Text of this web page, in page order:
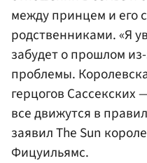
между принцем и его
родственниками. «Я
забудет о прошлом
проблемы.
герцогов Сассекских
все движутся в
заявил The Sun
Фицуильямс.